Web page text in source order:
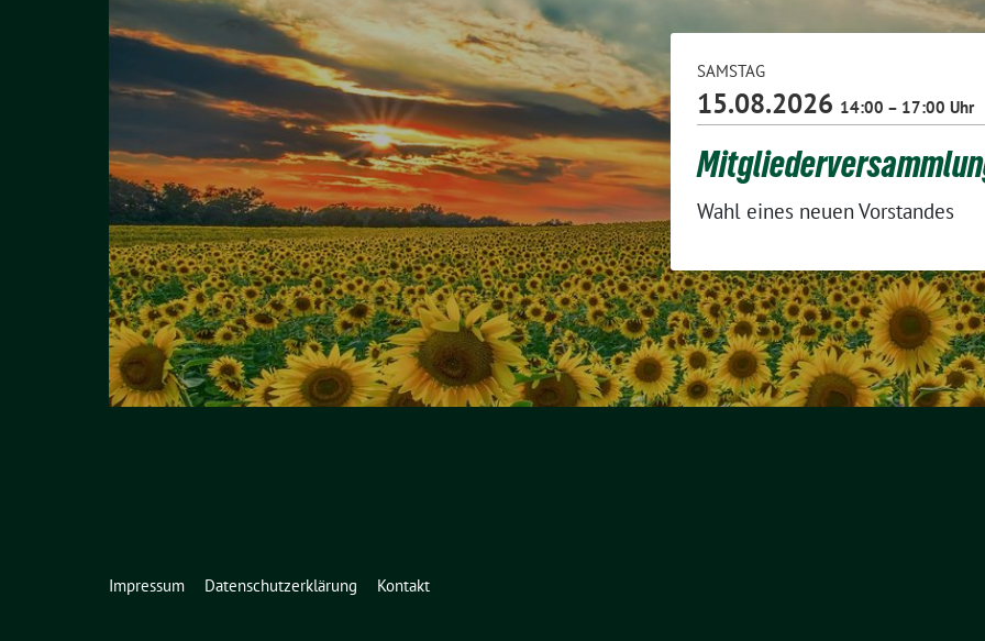
SAMSTAG
15.08.2026 14:00 – 17:00 Uhr
Wahl eines neuen Vorstandes
Impressum Datenschutzerklärung Kontakt